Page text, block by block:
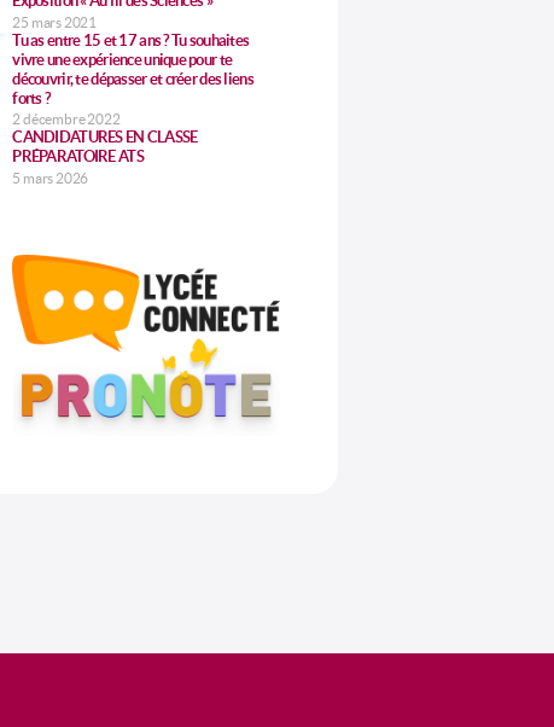
25 mars 2021
Tu as entre 15 et 17 ans ? Tu souhaites
vivre une expérience unique pour te
découvrir, te dépasser et créer des liens
forts ?
2 décembre 2022
CANDIDATURES EN CLASSE
PRÉPARATOIRE ATS
5 mars 2026